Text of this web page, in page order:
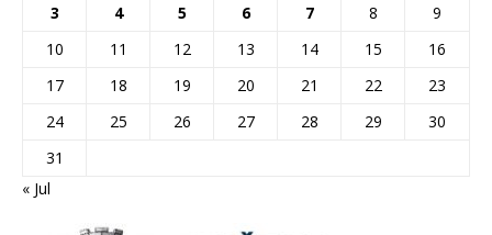
3
4 5 6 7 8
9
10
11 12 13 14 15
16
17
18 19 20 21 22
23
24
25 26 27 28 29
30
31
« Jul